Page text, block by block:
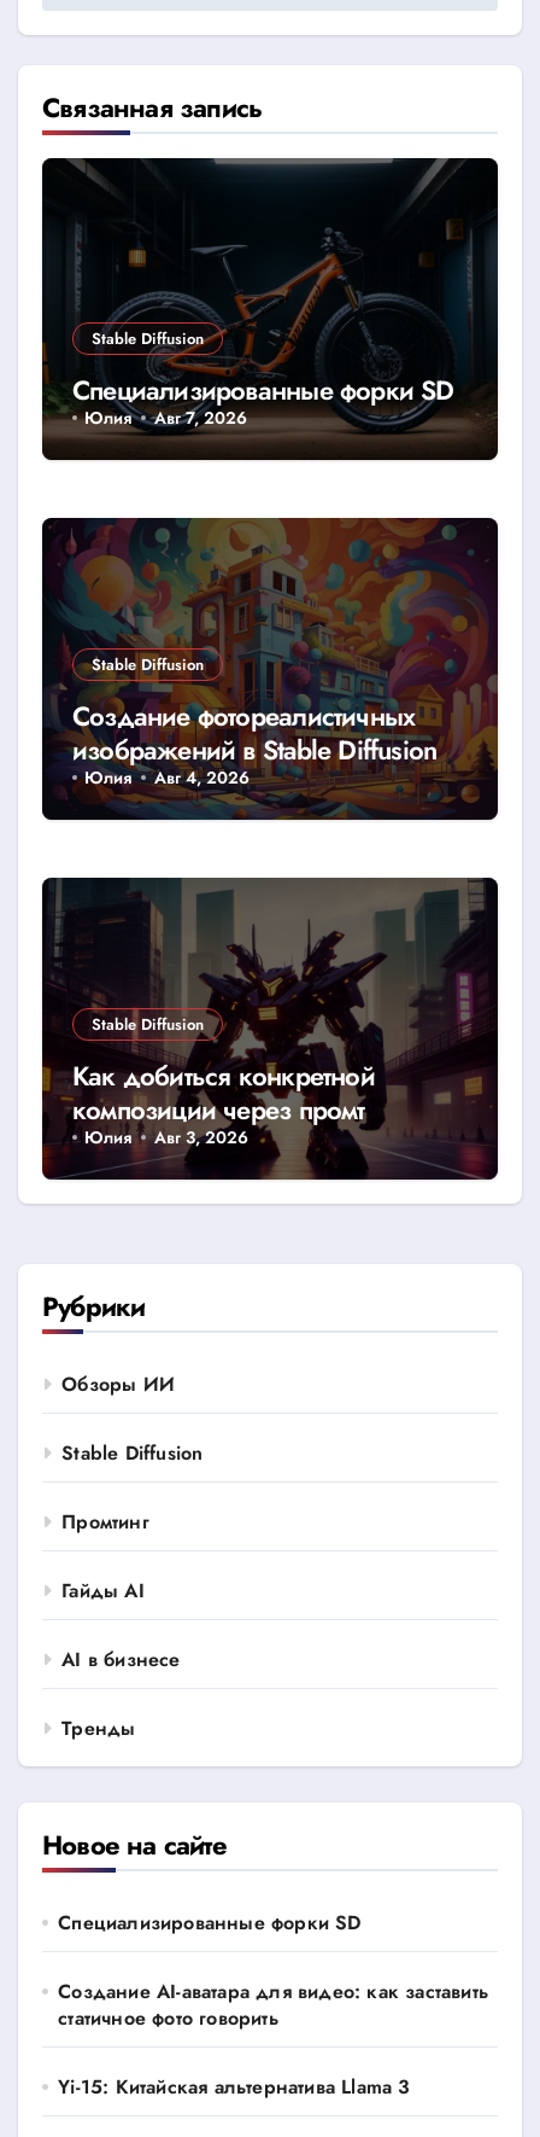
Связанная запись
Stable Diffusion
Специализированные форки SD
Юлия Авг 7, 2026
Stable Diffusion
Создание фотореалистичных
изображений в Stable Diffusion
Юлия Авг 4, 2026
Stable Diffusion
Как добиться конкретной
композиции через промт
Юлия Авг 3, 2026
Рубрики
Обзоры ИИ
Stable Diffusion
Промтинг
Гайды AI
AI в бизнесе
Тренды
Новое на сайте
Специализированные форки SD
Создание AI-аватара для видео: как заставить
статичное фото говорить
Yi-15: Китайская альтернатива Llama 3